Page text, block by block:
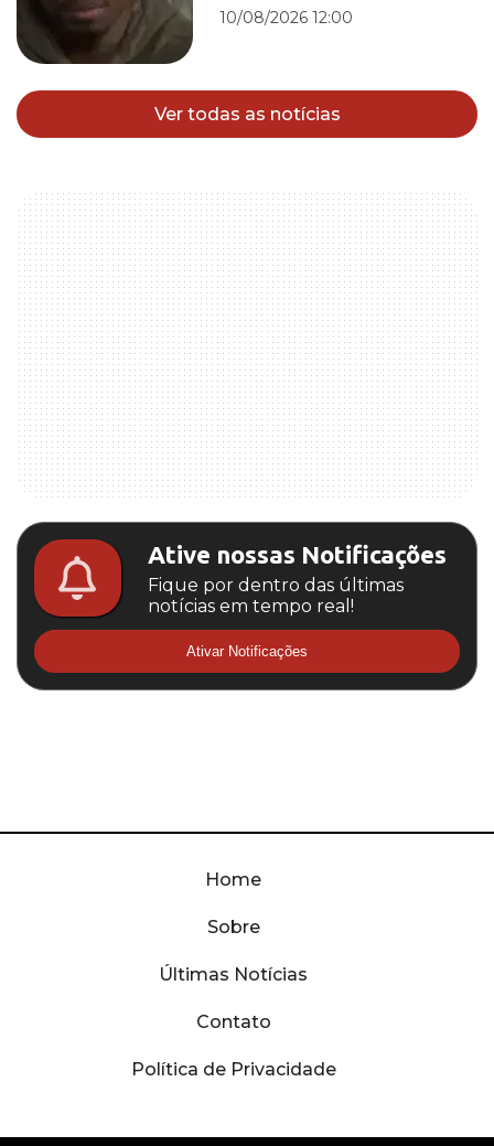
10/08/2026 12:00
Ver todas as notícias
Ative nossas Notificações
Fique por dentro das últimas
notícias em tempo real!
Ativar Notificações
Home
Sobre
Últimas Notícias
Contato
Política de Privacidade